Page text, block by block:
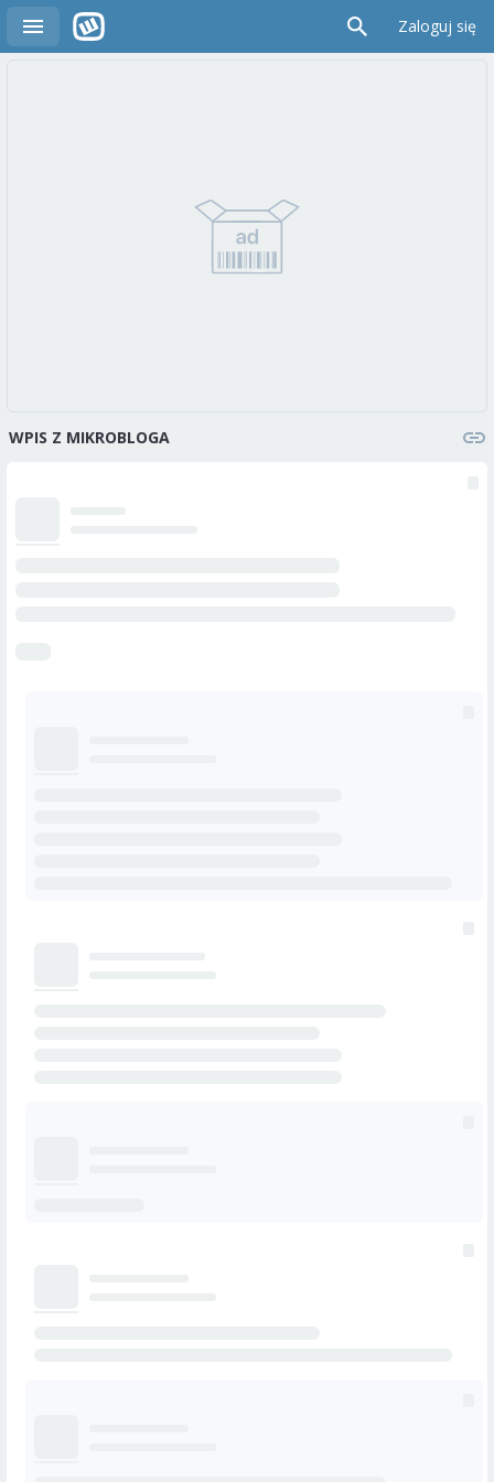
Zaloguj się
WPIS Z MIKROBLOGA